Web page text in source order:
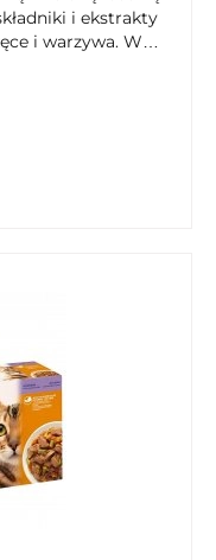
i ekstrakty
i warzywa. W